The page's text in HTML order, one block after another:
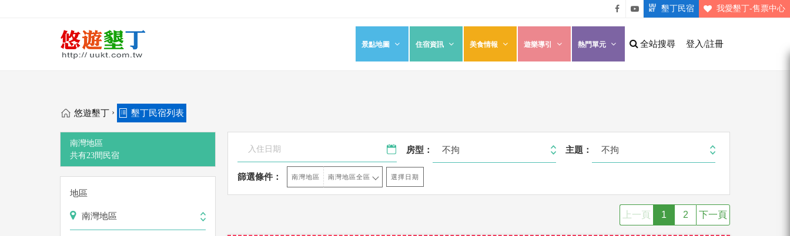
悠遊
墾丁
粉絲
墾丁
墾丁民宿 我愛墾丁-售票中心
登入/註冊
全站搜尋
景點地圖 住宿資訊 美食情報 遊樂導引 熱門單元
悠遊墾丁 › 墾丁民宿列表
南灣地區
共有23間 民宿
地區
南灣地區
房型： 不拘 主題： 不拘
篩選條件： 南灣地區 南灣地區全區 選擇日期
上一頁 1 2 下一頁